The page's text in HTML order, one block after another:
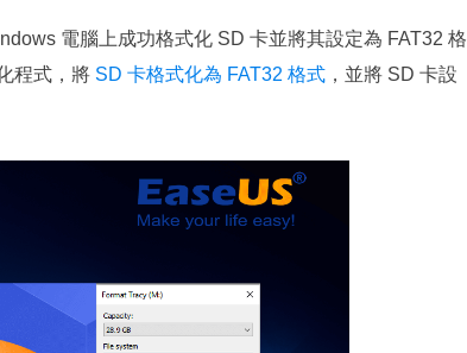
電腦上成功格式化 SD 卡並將其設定為 FAT32 格
程式，將 SD 卡格式化為 FAT32 格式 ，並將 SD 卡設